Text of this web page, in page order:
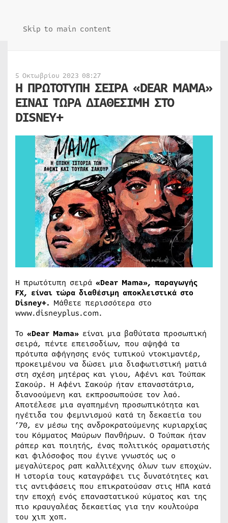
Skip to main content
5 Οκτωβρίου 2023 08:27
H ΠΡΩΤΟΤΥΠΗ ΣΕΙΡΑ «DEAR MAMA»
ΕΙΝΑΙ ΤΩΡΑ ΔΙΑΘΕΣΙΜΗ ΣΤΟ
DISNEY+
Η πρωτότυπη σειρά «Dear Mama», παραγωγής
FX, είναι τώρα διαθέσιμη αποκλειστικά στο
Disney+. Μάθετε περισσότερα στο
www.disneyplus.com.
Το «Dear Mama» είναι μια βαθύτατα προσωπική
σειρά, πέντε επεισοδίων, που αψηφά τα
πρότυπα αφήγησης ενός τυπικού ντοκιμαντέρ,
προκειμένου να δώσει μια διαφωτιστική ματιά
στη σχέση μητέρας και γιου, Αφένι και Τούπακ
Σακούρ. Η Αφένι Σακούρ ήταν επαναστάτρια,
διανοούμενη και εκπροσωπούσε τον λαό.
Αποτέλεσε μια αγαπημένη προσωπικότητα και
ηγέτιδα του φεμινισμού κατά τη δεκαετία του
’70, εν μέσω της ανδροκρατούμενης κυριαρχίας
του Κόμματος Μαύρων Πανθήρων. Ο Τούπακ ήταν
ράπερ και ποιητής, ένας πολιτικός οραματιστής
και φιλόσοφος που έγινε γνωστός ως ο
μεγαλύτερος ραπ καλλιτέχνης όλων των εποχών.
Η ιστορία τους καταγράφει τις δυνατότητες και
τις αντιφάσεις που επικρατούσαν στις ΗΠΑ κατά
την εποχή ενός επαναστατικού κύματος και της
πιο κραυγαλέας δεκαετίας για την κουλτούρα
του χιπ χοπ.